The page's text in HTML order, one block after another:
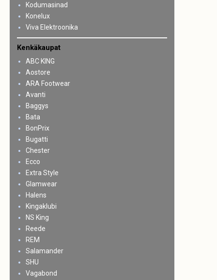
Kodumasinad
Konelux
Viva Elektroonika
Kenkäkaupat
ABC KING
Aostore
ARA Footwear
Avanti
Baggys
Bata
BonPrix
Bugatti
Chester
Ecco
Extra Style
Glamwear
Halens
Kingaklubi
NS King
Reede
REM
Salamander
SHU
Vagabond